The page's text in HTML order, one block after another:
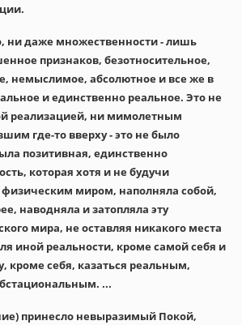
ни даже множественности - лишь
признаков, безотносительное,
немыслимое, абсолютное и все же в
и единственно реальное. Это не
реализацией, ни мимолетным
где-то вверху - это не было
позитивная, единственно
которая хотя и не будучи
миром, наполняла собой,
наводняла и затопляла эту
мира, не оставляя никакого места
иной реальности, кроме самой себя и
кроме себя, казаться реальным,
...
принесло невыразимый Покой,